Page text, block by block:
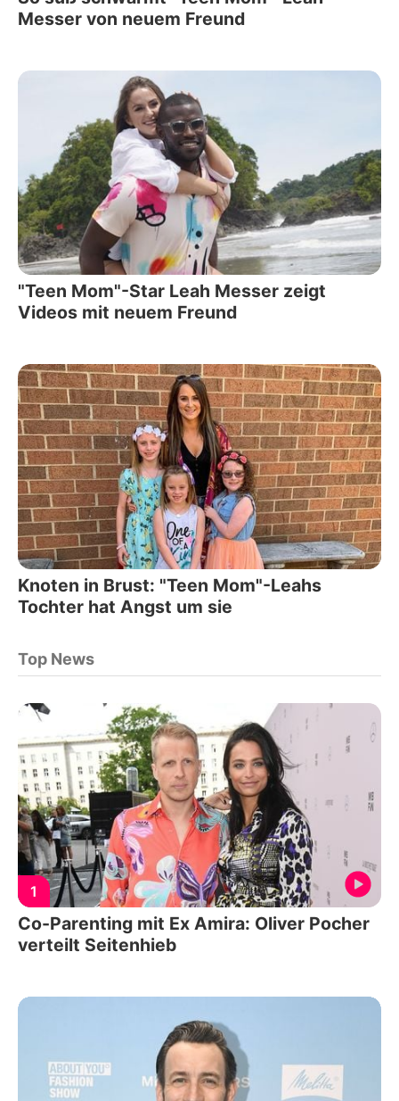
Messer von neuem Freund
"Teen Mom"-Star Leah Messer zeigt
Videos mit neuem Freund
Knoten in Brust: "Teen Mom"-Leahs
Tochter hat Angst um sie
Top News
1
Co-Parenting mit Ex Amira: Oliver Pocher
verteilt Seitenhieb